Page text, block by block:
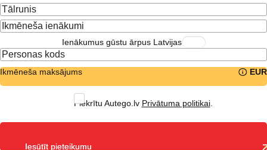
Ienākumus gūstu ārpus Latvijas
Ikmēneša maksājums EUR
Piekrītu Autego.lv Privātuma politikai.